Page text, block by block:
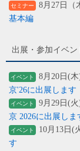
セミナー 8月27日（
基本編
出展・参加イベン
イベント 8月20日(
京'26に出展します
イベント 9月29日(
京 2026に出展しま
イベント 10月13日(
す